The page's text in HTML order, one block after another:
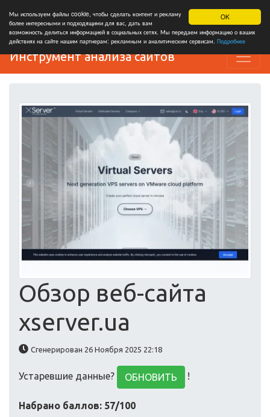
OK
Мы используем файлы cookie, чтобы сделать контент и рекламу
более интересными и подходящими для вас, дать вам
возможность делиться информацией в социальных сетях. Мы передаем информацию о ваших
действиях на сайте нашим партнерам: рекламным и аналитическим сервисам. Подробнее
Инструмент анализа сайтов
Обзор веб-сайта
xserver.ua
Сгенерирован 26 Ноября 2025 22:18
Устаревшие данные? ОБНОВИТЬ !
Набрано баллов: 57/100